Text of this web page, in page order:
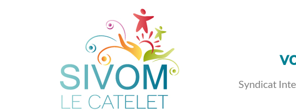
Syndicat
CATELET
Syndicat
Intercommunal
à Vocations
Multiples de Le
Catelet